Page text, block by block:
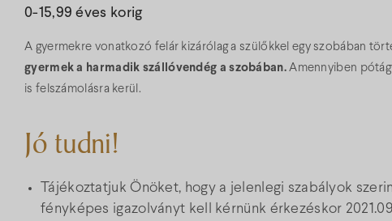
0-15,99 éves korig
A gyermekre vonatkozó felár kizárólag a szülőkkel egy szobában
gyermek a harmadik szállóvendég a szobában.Amennyiben
is felszámolásra kerül.
Jó tudni!
Tájékoztatjuk Önöket, hogy a jelenlegi szabályok
fényképes igazolványt kell kérnünk érkezéskor